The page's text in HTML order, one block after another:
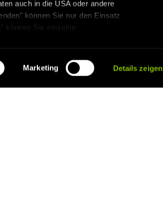
auch in die USA oder andere
können Sie nur den Einsatz
können Sie einzelne
Marketing Details zeigen